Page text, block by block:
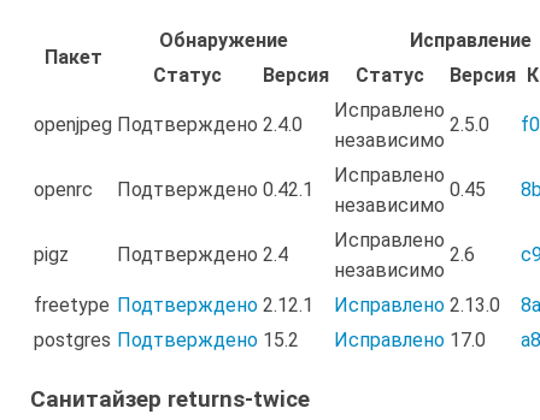
Пакет
Обнаружение
Исправление
Статус
Версия Статус Версия
openjpeg Подтверждено 2.4.0
Исправлено
независимо
2.5.0
openrc Подтверждено 0.42.1
Исправлено
независимо
0.45
pigz Подтверждено 2.4
Исправлено
независимо
2.6
freetype Подтверждено 2.12.1 Исправлено 2.13.0
postgres Подтверждено 15.2 Исправлено 17.0
Санитайзер returns-twice